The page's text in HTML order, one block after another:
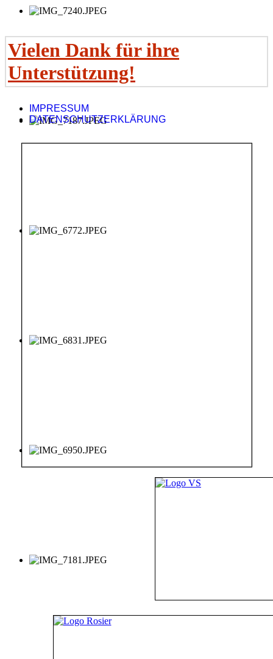
Vielen Dank für ihre
Unterstützung!
IMPRESSUM
DATENSCHUTZERKLÄRUNG